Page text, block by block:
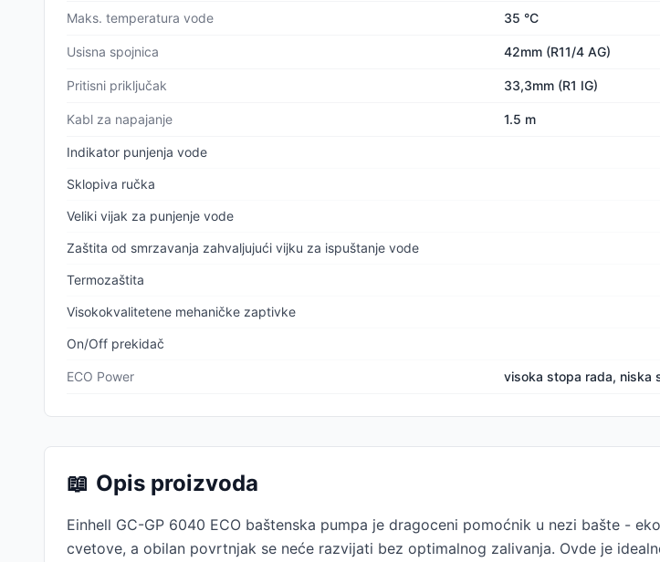
Maks. temperatura vode 35 °C
Usisna spojnica 42mm (R11/4 AG)
Pritisni priključak 33,3mm (R1 IG)
Kabl za napajanje 1.5 m
Indikator punjenja vode
Sklopiva ručka
Veliki vijak za punjenje vode
Zaštita od smrzavanja zahvaljujući vijku za ispuštanje vode
Termozaštita
Visokokvalitetene mehaničke zaptivke
On/Off prekidač
ECO Power visoka stopa rada, niska
📖 Opis proizvoda
Einhell GC-GP 6040 ECO baštenska pumpa je dragoceni pomoćnik u nezi bašte -
cvetove, a obilan povrtnjak se neće razvijati bez optimalnog zalivanja. Ovde je